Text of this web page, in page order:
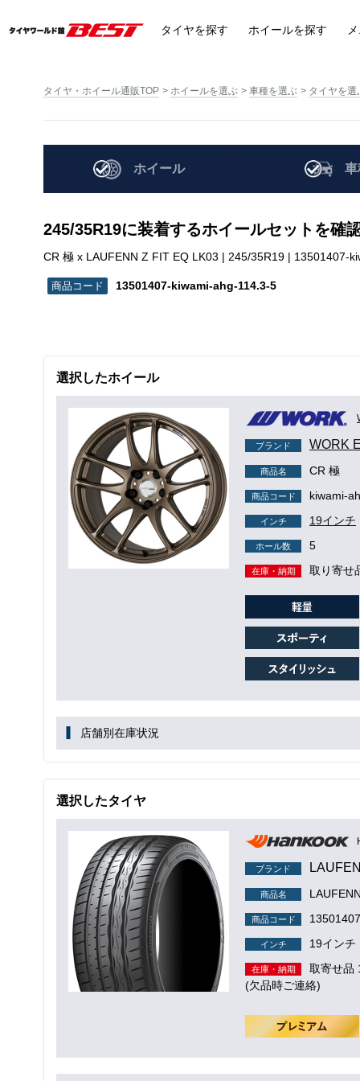
タイヤを探す ホイールを探す
タイヤ・ホイール通販TOP ホイールを選ぶ 車種を選ぶ タイヤを選
ホイール 車
245/35R19に装着するホイールセットを確
CR 極 x LAUFENN Z FIT EQ LK03 | 245/35R19 | 13501407-
13501407-kiwami-ahg-114.3-5
選択したホイール
ブランド WORK
商品名 CR 極
商品コード kiwami-
インチ 19インチ
ホール数 5
在庫・納期 取り寄せ
店舗別在庫状況
選択したタイヤ
ブランド
商品名
商品コード 13501407
インチ 19インチ
在庫・納期
取寄せ品
(欠品時ご連絡)